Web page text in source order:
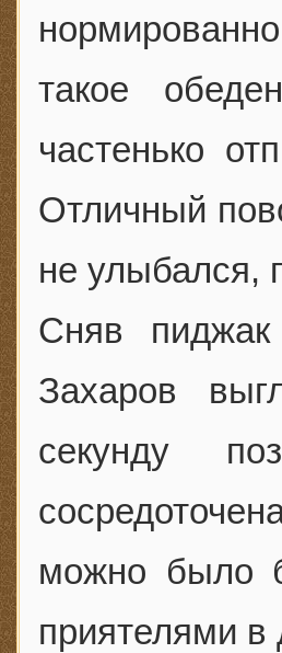
такое
частенько
Отличный
не улыбался,
Сняв
Захаров
секунду
можно было
приятелями в